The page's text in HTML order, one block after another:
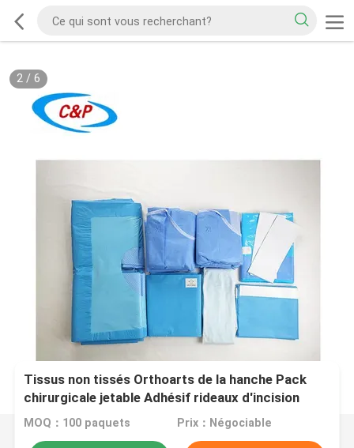
2/ 6
Tissus non tissés Orthoarts de la hanche Pack
chirurgicale jetable Adhésif rideaux d'incision
MOQ：100 paquets Prix：Négociable